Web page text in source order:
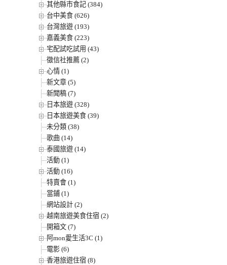
其他縣市食記 (384)
台中美食 (626)
台灣旅遊 (193)
嘉義美食 (223)
宅配試吃試用 (43)
徵信社推薦 (2)
心情 (1)
新文章 (5)
新聞稿 (7)
日本旅遊 (328)
日本旅遊美食 (39)
未分類 (38)
歌曲 (14)
泰國旅遊 (14)
活動 (1)
活動 (16)
特賣會 (1)
當鋪 (1)
網站設計 (2)
越南旅遊美食住宿 (2)
開箱文 (7)
阿mon愛生活3C (1)
電影 (6)
香港旅遊住宿 (8)